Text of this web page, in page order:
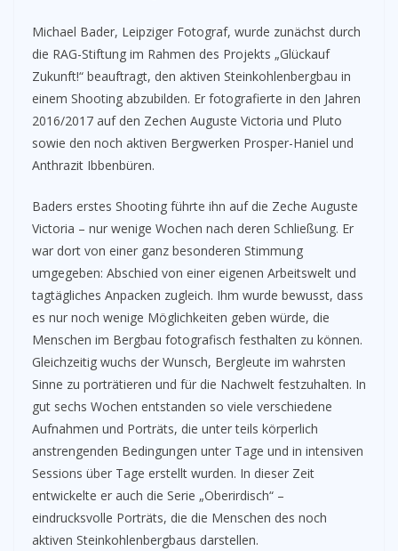
Michael Bader, Leipziger Fotograf, wurde zunächst durch
die RAG-Stiftung im Rahmen des Projekts „Glückauf
Zukunft!“ beauftragt, den aktiven Steinkohlenbergbau in
einem Shooting abzubilden. Er fotografierte in den Jahren
2016/2017 auf den Zechen Auguste Victoria und Pluto
sowie den noch aktiven Bergwerken Prosper-Haniel und
Anthrazit Ibbenbüren.
Baders erstes Shooting führte ihn auf die Zeche Auguste
Victoria – nur wenige Wochen nach deren Schließung. Er
war dort von einer ganz besonderen Stimmung
umgegeben: Abschied von einer eigenen Arbeitswelt und
tagtägliches Anpacken zugleich. Ihm wurde bewusst, dass
es nur noch wenige Möglichkeiten geben würde, die
Menschen im Bergbau fotografisch festhalten zu können.
Gleichzeitig wuchs der Wunsch, Bergleute im wahrsten
Sinne zu porträtieren und für die Nachwelt festzuhalten. In
gut sechs Wochen entstanden so viele verschiedene
Aufnahmen und Porträts, die unter teils körperlich
anstrengenden Bedingungen unter Tage und in intensiven
Sessions über Tage erstellt wurden. In dieser Zeit
entwickelte er auch die Serie „Oberirdisch“ –
eindrucksvolle Porträts, die die Menschen des noch
aktiven Steinkohlenbergbaus darstellen.